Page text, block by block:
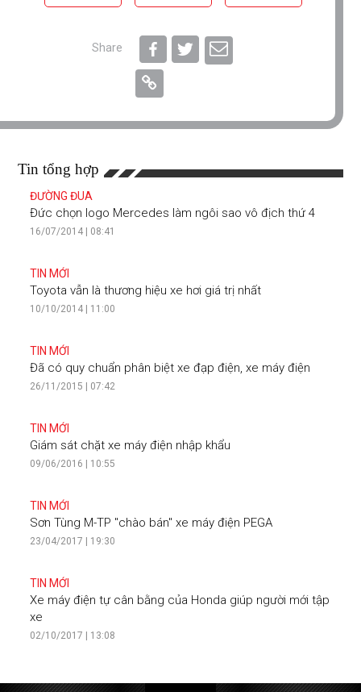
Share
Tin tổng hợp
ĐƯỜNG ĐUA
Đức chọn logo Mercedes làm ngôi sao vô địch thứ 4
16/07/2014 | 08:41
TIN MỚI
Toyota vẫn là thương hiệu xe hơi giá trị nhất
10/10/2014 | 11:00
TIN MỚI
Đã có quy chuẩn phân biệt xe đạp điện, xe máy điện
26/11/2015 | 07:42
TIN MỚI
Giám sát chặt xe máy điện nhập khẩu
09/06/2016 | 10:55
TIN MỚI
Sơn Tùng M-TP "chào bán" xe máy điện PEGA
23/04/2017 | 19:30
TIN MỚI
Xe máy điện tự cân bằng của Honda giúp người mới tập
xe
02/10/2017 | 13:08